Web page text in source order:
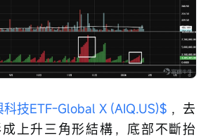
技ETF-Global X (AIQ.US)$ ，去
上升三角形結構，底部不斷抬